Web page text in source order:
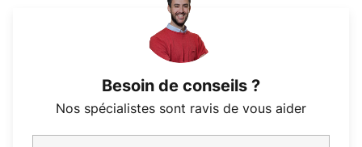
Besoin de conseils ?
Nos spécialistes sont ravis de vous aider